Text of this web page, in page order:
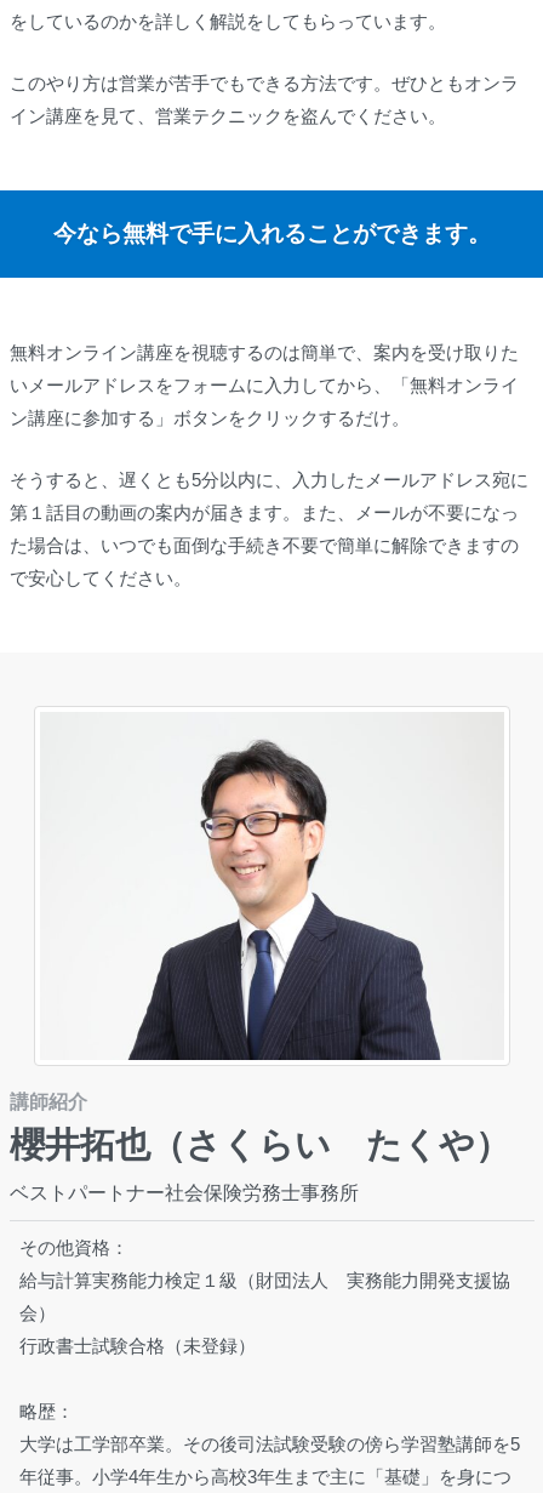
をしているのかを詳しく解説をしてもらっています。
このやり方は営業が苦手でもできる方法です。ぜひともオンラ
イン講座を見て、営業テクニックを盗んでください。
今なら無料で手に入れることができます。
無料オンライン講座を視聴するのは簡単で、案内を受け取りた
いメールアドレスをフォームに入力してから、「無料オンライ
ン講座に参加する」ボタンをクリックするだけ。
そうすると、遅くとも5分以内に、入力したメールアドレス宛に
第１話目の動画の案内が届きます。また、メールが不要になっ
た場合は、いつでも面倒な手続き不要で簡単に解除できますの
で安心してください。
講師紹介
櫻井拓也（さくらい たくや）
ベストパートナー社会保険労務士事務所
その他資格：
給与計算実務能力検定１級（財団法人 実務能力開発支援協
会）
行政書士試験合格（未登録）
略歴：
大学は工学部卒業。その後司法試験受験の傍ら学習塾講師を5
年従事。小学4年生から高校3年生まで主に「基礎」を身につ